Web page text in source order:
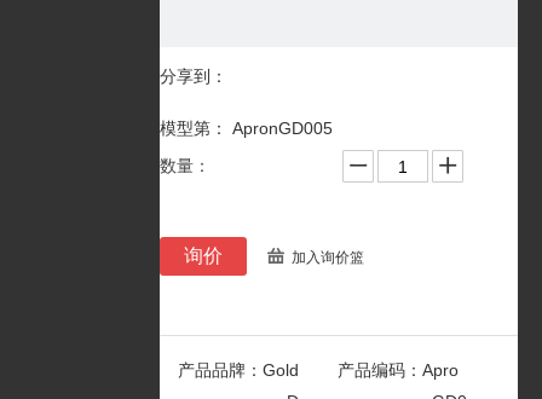
分享到：
模型第： ApronGD005
数量：
询价 加入询价篮
产品品牌： Gold
产品编码：Apro